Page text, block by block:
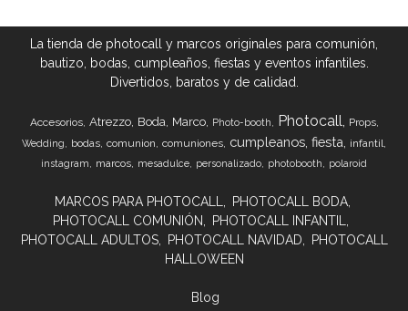
La tienda de photocall y marcos originales para comunión,
bautizo, bodas, cumpleaños, fiestas y eventos infantiles.
Divertidos, baratos y de calidad.
Accesorios Atrezzo Boda Marco Photo-booth Photocall Props
Wedding bodas comunion comuniones cumpleanos fiesta infantil
instagram marcos mesadulce personalizado photobooth polaroid
MARCOS PARA PHOTOCALL
PHOTOCALL BODA
PHOTOCALL COMUNIÓN
PHOTOCALL INFANTIL
PHOTOCALL ADULTOS
PHOTOCALL NAVIDAD
PHOTOCALL
HALLOWEEN
Blog